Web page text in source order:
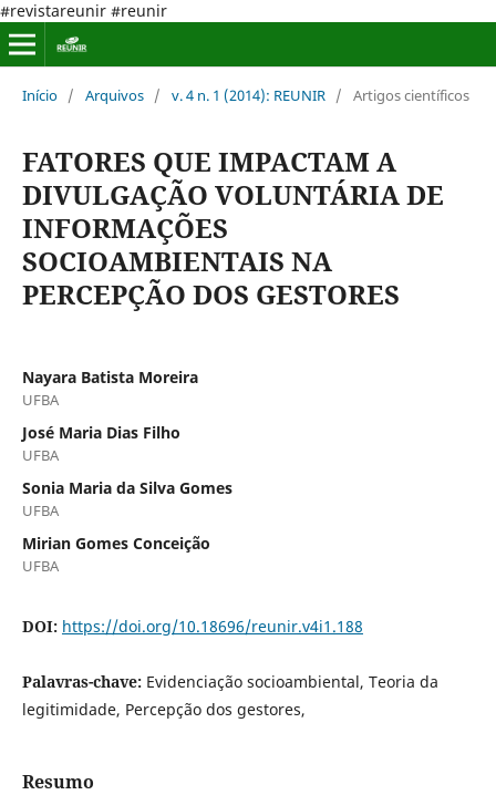
#revistareunir #reunir
Início / Arquivos / v. 4 n. 1 (2014): REUNIR / Artigos científicos
FATORES QUE IMPACTAM A
DIVULGAÇÃO VOLUNTÁRIA DE
INFORMAÇÕES
SOCIOAMBIENTAIS NA
PERCEPÇÃO DOS GESTORES
Nayara Batista Moreira
UFBA
José Maria Dias Filho
UFBA
Sonia Maria da Silva Gomes
UFBA
Mirian Gomes Conceição
UFBA
DOI: https://doi.org/10.18696/reunir.v4i1.188
Palavras-chave: Evidenciação socioambiental, Teoria da
legitimidade, Percepção dos gestores,
Resumo